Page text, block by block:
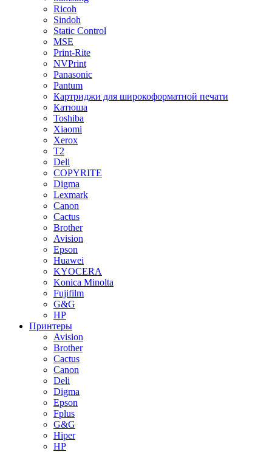
Ricoh
Sindoh
Static Control
MSE
Print-Rite
NVPrint
Panasonic
Pantum
Картриджи для широкоформатной печати
Катюша
Toshiba
Xiaomi
Xerox
T2
Deli
COPYRITE
Digma
Lexmark
Canon
Cactus
Brother
Avision
Epson
Huawei
KYOCERA
Konica Minolta
Fujifilm
G&G
HP
Принтеры
Avision
Brother
Cactus
Canon
Deli
Digma
Epson
Fplus
G&G
Hiper
HP